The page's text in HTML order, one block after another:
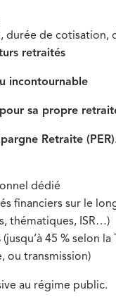
durée de cotisation,
retraités
incontournable
sa propre
Retraite (PER).
dédié
financiers sur le
thématiques, ISR…)
(jusqu’à 45 % selon la
ou transmission)
au régime public.